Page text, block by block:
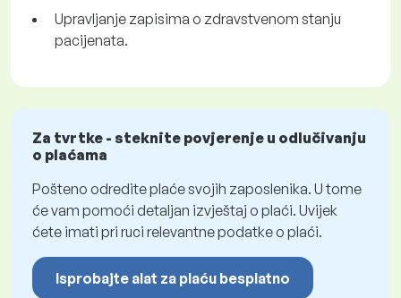
Upravljanje zapisima o zdravstvenom stanju
pacijenata.
Za tvrtke - steknite povjerenje u odlučivanju
o plaćama
Pošteno odredite plaće svojih zaposlenika. U tome
će vam pomoći detaljan izvještaj o plaći. Uvijek
ćete imati pri ruci relevantne podatke o plaći.
Isprobajte alat za plaću besplatno